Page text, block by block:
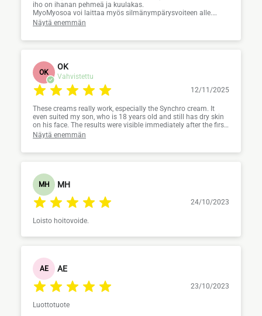
iho on ihanan pehmeä ja kuulakas.
MyoMyosoa voi laittaa myös silmänympärysvoiteen alle.
Liioittelematta voi sanoa, että voide on loistava:)
Näytä enemmän
OK
OK
Vahvistettu
12/11/2025
These creams really work, especially the Synchro cream. It
even suited my son, who is 18 years old and still has dry skin
on his face. The results were visible immediately after the first
use.
Näytä enemmän
MH MH
24/10/2023
Loisto hoitovoide.
AE AE
23/10/2023
Luottotuote